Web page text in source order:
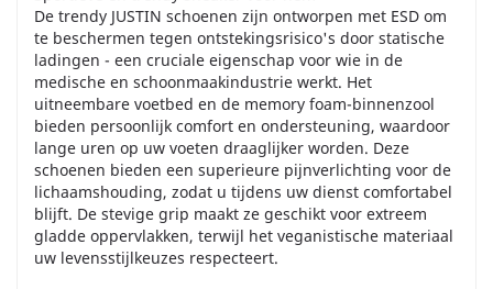
De trendy JUSTIN schoenen zijn ontworpen met ESD om
te beschermen tegen ontstekingsrisico's door statische
ladingen - een cruciale eigenschap voor wie in de
medische en schoonmaakindustrie werkt. Het
uitneembare voetbed en de memory foam-binnenzool
bieden persoonlijk comfort en ondersteuning, waardoor
lange uren op uw voeten draaglijker worden. Deze
schoenen bieden een superieure pijnverlichting voor de
lichaamshouding, zodat u tijdens uw dienst comfortabel
blijft. De stevige grip maakt ze geschikt voor extreem
gladde oppervlakken, terwijl het veganistische materiaal
uw levensstijlkeuzes respecteert.